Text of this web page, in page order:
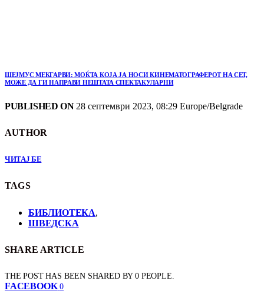
ШЕЈМУС МЕКГАРВИ: МОЌТА КОЈА ЈА НОСИ КИНЕМАТОГРАФЕРОТ НА СЕТ,
МОЖЕ ДА ГИ НАПРАВИ НЕШТАТА СПЕКТАКУЛАРНИ
PUBLISHED ON28 септември 2023, 08:29 Europe/Belgrade
AUTHOR
ЧИТАЈ БЕ
TAGS
БИБЛИОТЕКА,
ШВЕДСКА
SHARE ARTICLE
THE POST HAS BEEN SHARED BY0 PEOPLE.
FACEBOOK 0